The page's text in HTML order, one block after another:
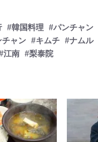
#韓国料理
#パンチャン
チャン #キムチ #ナムル
江南 #梨泰院